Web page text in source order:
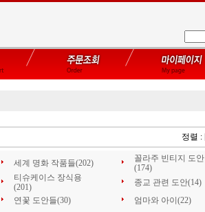
정렬 :
세계 명화 작품들(202)
꼴라주 빈티지 도안
(174)
티슈케이스 장식용
(201)
종교 관련 도안(14)
연꽃 도안들(30) 엄마와 아이(22)